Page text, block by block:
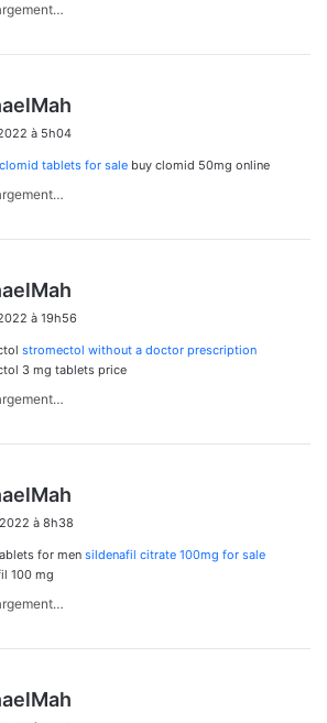
à 5h04
clomid tablets for sale buy clomid 50mg online
t
:
à 19h56
stromectol without a doctor prescription
3 mg tablets price
t
à 8h38
for men sildenafil citrate 100mg for sale
100 mg